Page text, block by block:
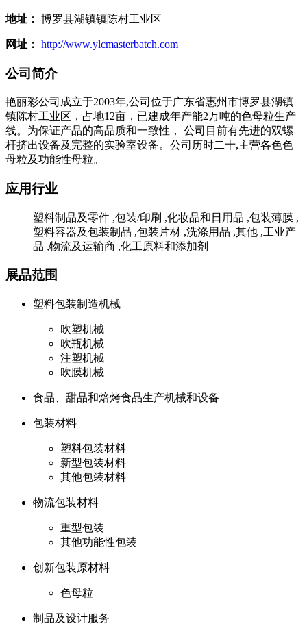
地址： 博罗县湖镇镇陈村工业区
网址： http://www.ylcmasterbatch.com
公司简介
艳丽彩公司成立于2003年,公司位于广东省惠州市博罗县湖镇
镇陈村工业区，占地12亩，已建成年产能2万吨的色母粒生产
线。为保证产品的高品质和一致性， 公司目前有先进的双螺
杆挤出设备及完整的实验室设备。公司历时二十,主营各色色
母粒及功能性母粒。
应用行业
塑料制品及零件 ,包装/印刷 ,化妆品和日用品 ,包装薄膜 ,
塑料容器及包装制品 ,包装片材 ,洗涤用品 ,其他 ,工业产
品 ,物流及运输商 ,化工原料和添加剂
展品范围
塑料包装制造机械
吹塑机械
吹瓶机械
注塑机械
吹膜机械
食品、甜品和焙烤食品生产机械和设备
包装材料
塑料包装材料
新型包装材料
其他包装材料
物流包装材料
重型包装
其他功能性包装
创新包装原材料
色母粒
制品及设计服务